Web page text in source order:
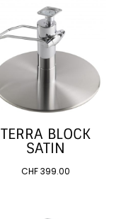
TERRA BLOCK
SATIN
CHF399.00